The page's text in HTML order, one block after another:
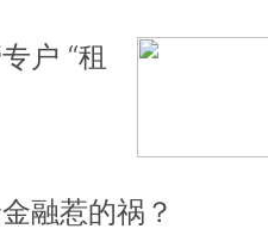
户 “租
融惹的祸？